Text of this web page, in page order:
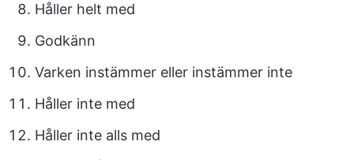
Håller helt med
Godkänn
Varken instämmer eller instämmer inte
Håller inte med
Håller inte alls med